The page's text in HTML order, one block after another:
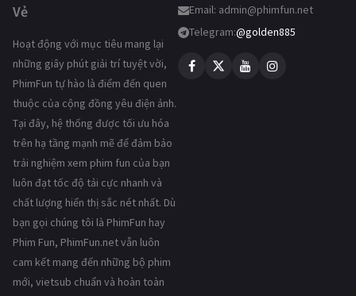
Vẻ
Hoạt động với mục tiêu mang lại
những giây phút giải trí tuyệt vời,
PhimFun tự hào là điểm đến quen
thuộc của cộng đồng yêu điện ảnh.
Tại đây, hệ thống được tối ưu hóa
trên hạ tầng mạnh mẽ để đảm bảo
trải nghiệm xem phim fun của bạn
luôn đạt tốc độ tải cực nhanh và
chất lượng hiển thị sắc nét nhất. Dù
bạn gọi chúng tôi là PhimFun hay
Phim Fun, PhimFun.net vẫn luôn
cam kết mang đến những bộ phim
mới, vietsub chuẩn và hoàn toàn
Email: admin@phimfun.net
Telegram:@golden885